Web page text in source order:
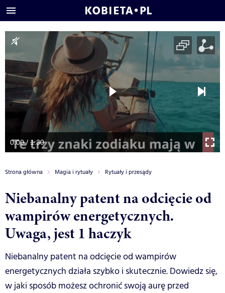
0:00 / 1:30
Strona główna Magia i rytuały Rytuały i przesądy
Niebanalny patent na odcięcie od
wampirów energetycznych.
Uwaga, jest 1 haczyk
Niebanalny patent na odcięcie od wampirów
energetycznych działa szybko i skutecznie. Dowiedz się,
w jaki sposób możesz ochronić swoją aurę przed